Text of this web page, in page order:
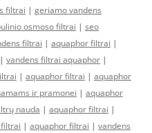
filtrai | geriamo vandens
osmoso filtrai | seo
filtrai | aquaphor filtrai |
| vandens filtrai aquaphor |
| aquaphor filtrai | aquaphor
ir pramonei | aquaphor
nauda | aquaphor filtrai |
| aquaphor filtrai | vandens